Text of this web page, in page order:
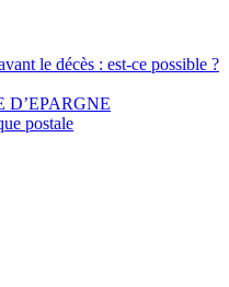
le décès : est-ce possible ?
D’EPARGNE
postale